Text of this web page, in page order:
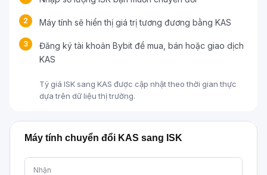
2 Máy tính sẽ hiển thị giá trị tương đương bằng KAS
3
Đăng ký tài khoản Bybit để mua, bán hoặc giao dịch
KAS
Tỷ giá ISK sang KAS được cập nhật theo thời gian thực
dựa trên dữ liệu thị trường.
Máy tính chuyển đổi KAS sang ISK
Nhận